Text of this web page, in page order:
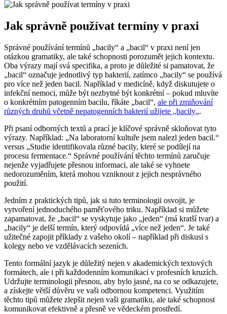
Jak správně používat termíny v praxi
Správné používání termínů „bacily“ a „bacil“ v praxi není jen
otázkou gramatiky, ale také schopnosti porozumět jejich kontextu.
Oba výrazy mají svá specifika, a proto je důležité si pamatovat, že
„bacil“ označuje jednotlivý typ bakterií, zatímco „bacily“ se používá
pro více než jeden bacil. Například v medicíně, když diskutujete o
infekční nemoci, může být nezbytné být konkrétní – pokud mluvíte
o konkrétním patogenním bacilu, říkáte „bacil“, ale při zmiňování
různých druhů včetně nepatogenních bakterií užijete „bacily„.
Při psaní odborných textů a prací je klíčové správně skloňovat tyto
výrazy. Například: „Na laboratorní kultuře jsem nalezl jeden bacil.“
versus „Studie identifikovala různé bacily, které se podílejí na
procesu fermentace.“ Správné používání těchto termínů zaručuje
nejenže vyjadřujete přesnou informaci, ale také se vyhnete
nedorozuměním, která mohou vzniknout z jejich nesprávného
použití.
Jedním z praktických tipů, jak si tuto terminologii osvojit, je
vytvoření jednoduchého paměťového triku. Například si můžete
zapamatovat, že „bacil“ se vyskytuje jako „jeden“ (má kratší tvar) a
„bacily“ je delší termín, který odpovídá „více než jeden“. Je také
užitečné zapojit příklady z vašeho okolí – například při diskusi s
kolegy nebo ve vzdělávacích sezeních.
Tento formální jazyk je důležitý nejen v akademických textových
formátech, ale i při každodenním komunikaci v profesních kruzích.
Udržujte terminologii přesnou, aby bylo jasné, na co se odkazujete,
a získejte větší důvěru ve vaši odbornou kompetenci. Využitím
těchto tipů můžete zlepšit nejen vaši gramatiku, ale také schopnost
komunikovat efektivně a přesně ve vědeckém prostředí.